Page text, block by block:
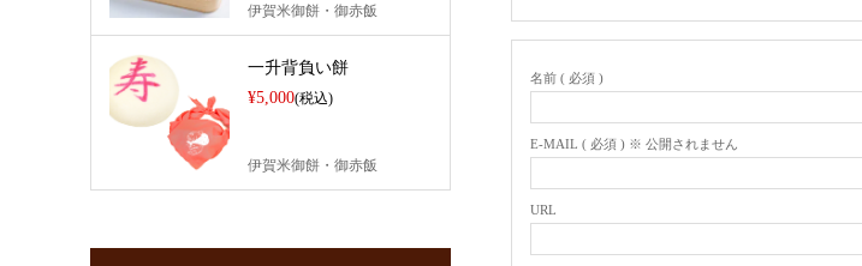
名前 ( 必須 )
E-MAIL ( 必須 ) ※ 公開されません
URL
伊賀米御餅・御赤飯
一升背負い餅
¥5,000(税込)
伊賀米御餅・御赤飯